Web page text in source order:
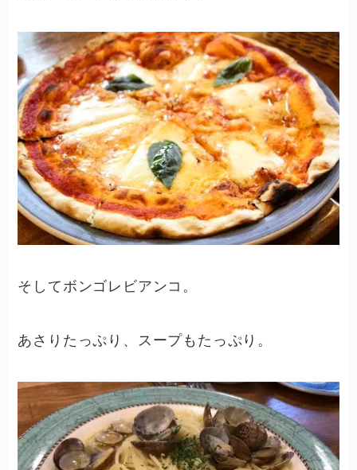
そしてボンゴレビアンコ。
あさりたっぷり、スープもたっぷり。